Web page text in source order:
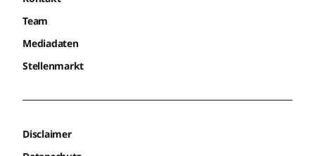
Team
Mediadaten
Stellenmarkt
Disclaimer